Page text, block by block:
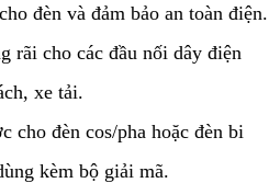
đèn và đảm bảo an toàn điện.
rãi cho các đầu nối dây điện
xe tải.
cho đèn cos/pha hoặc đèn bi
kèm bộ giải mã.